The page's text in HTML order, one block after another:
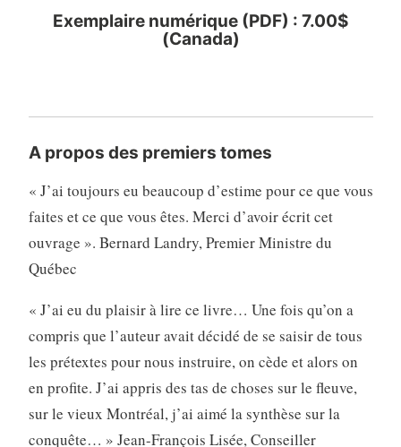
Exemplaire numérique (PDF) : 7.00$
(Canada)
A propos des premiers tomes
« J’ai toujours eu beaucoup d’estime pour ce que vous
faites et ce que vous êtes. Merci d’avoir écrit cet
ouvrage ». Bernard Landry, Premier Ministre du
Québec
« J’ai eu du plaisir à lire ce livre… Une fois qu’on a
compris que l’auteur avait décidé de se saisir de tous
les prétextes pour nous instruire, on cède et alors on
en profite. J’ai appris des tas de choses sur le fleuve,
sur le vieux Montréal, j’ai aimé la synthèse sur la
conquête… » Jean-François Lisée, Conseiller